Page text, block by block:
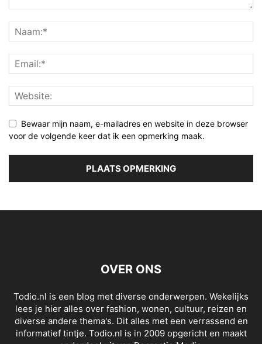
Bewaar mijn naam, e-mailadres en website in deze browser
voor de volgende keer dat ik een opmerking maak.
OVER ONS
Todio.nl is een blog met diverse onderwerpen. Wekelijks
lees je hier alles over fashion, wonen, cultuur, reizen en
diverse andere thema's. Dit alles met een verrassend en
informatief tintje. Todio.nl is in 2009 opgericht en maakt